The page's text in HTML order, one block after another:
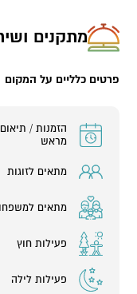
מתקנים
פרטים כלליים על המקום
הזמנות / תיאום
מראש
מתאים לזוגות
מתאים
פעילות חוץ
פעילות לילה